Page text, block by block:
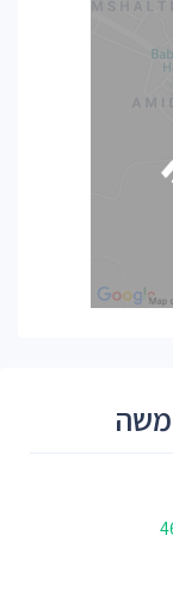
משה